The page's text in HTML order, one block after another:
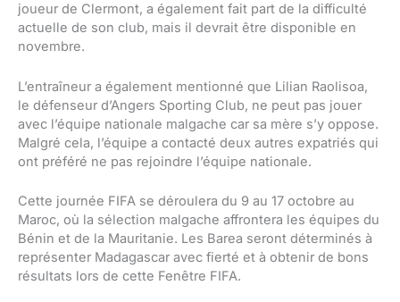
joueur de Clermont, a également fait part de la difficulté
actuelle de son club, mais il devrait être disponible en
novembre.
L’entraîneur a également mentionné que Lilian Raolisoa,
le défenseur d’Angers Sporting Club, ne peut pas jouer
avec l’équipe nationale malgache car sa mère s’y oppose.
Malgré cela, l’équipe a contacté deux autres expatriés qui
ont préféré ne pas rejoindre l’équipe nationale.
Cette journée FIFA se déroulera du 9 au 17 octobre au
Maroc, où la sélection malgache affrontera les équipes du
Bénin et de la Mauritanie. Les Barea seront déterminés à
représenter Madagascar avec fierté et à obtenir de bons
résultats lors de cette Fenêtre FIFA.